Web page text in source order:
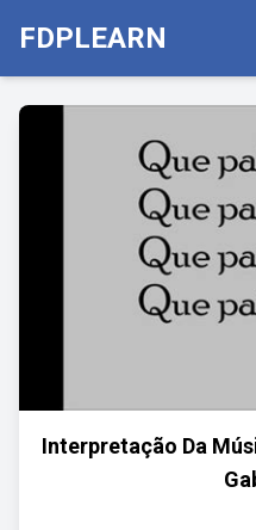
FDPLEARN
Interpretação Da